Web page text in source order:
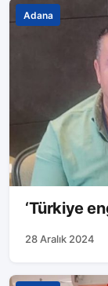
Adana
‘Türkiye
28 Aralık 2024